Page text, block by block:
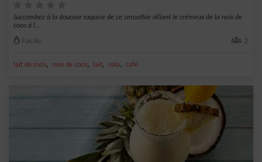
Succombez à la douceur exquise de ce smoothie alliant le crémeux de la noix de
coco à l...
Facile 2
lait de coco, noix de coco, lait, cola, café